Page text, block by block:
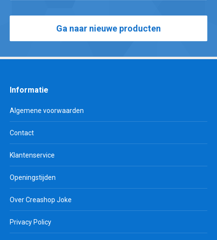
Ga naar nieuwe producten
Informatie
Algemene voorwaarden
Contact
Klantenservice
Openingstijden
Over Creashop Joke
Privacy Policy